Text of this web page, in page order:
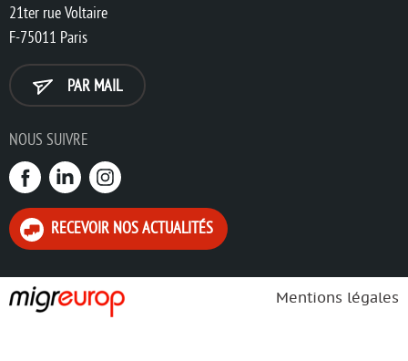
21ter rue Voltaire
F-75011 Paris
PAR MAIL
NOUS SUIVRE
RECEVOIR NOS ACTUALITÉS
Mentions légales